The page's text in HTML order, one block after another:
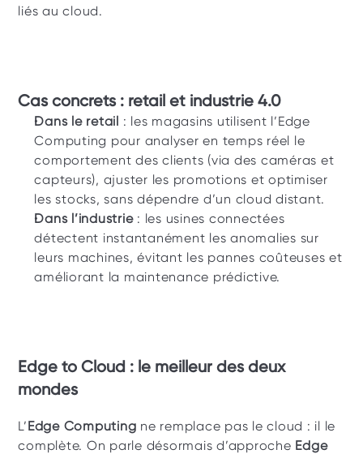
liés au cloud.
Cas concrets : retail et industrie 4.0
Dans le retail : les magasins utilisent l’Edge
Computing pour analyser en temps réel le
comportement des clients (via des caméras et
capteurs), ajuster les promotions et optimiser
les stocks, sans dépendre d’un cloud distant.
Dans l’industrie : les usines connectées
détectent instantanément les anomalies sur
leurs machines, évitant les pannes coûteuses et
améliorant la maintenance prédictive.
Edge to Cloud : le meilleur des deux
mondes
L’Edge Computing ne remplace pas le cloud : il le
complète. On parle désormais d’approche Edge